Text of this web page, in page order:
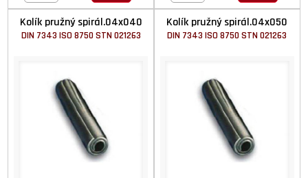
Kolík pružný spirál.04x040
DIN 7343 ISO 8750 STN 021263
Kolík pružný spirál.04x050
DIN 7343 ISO 8750 STN 021263